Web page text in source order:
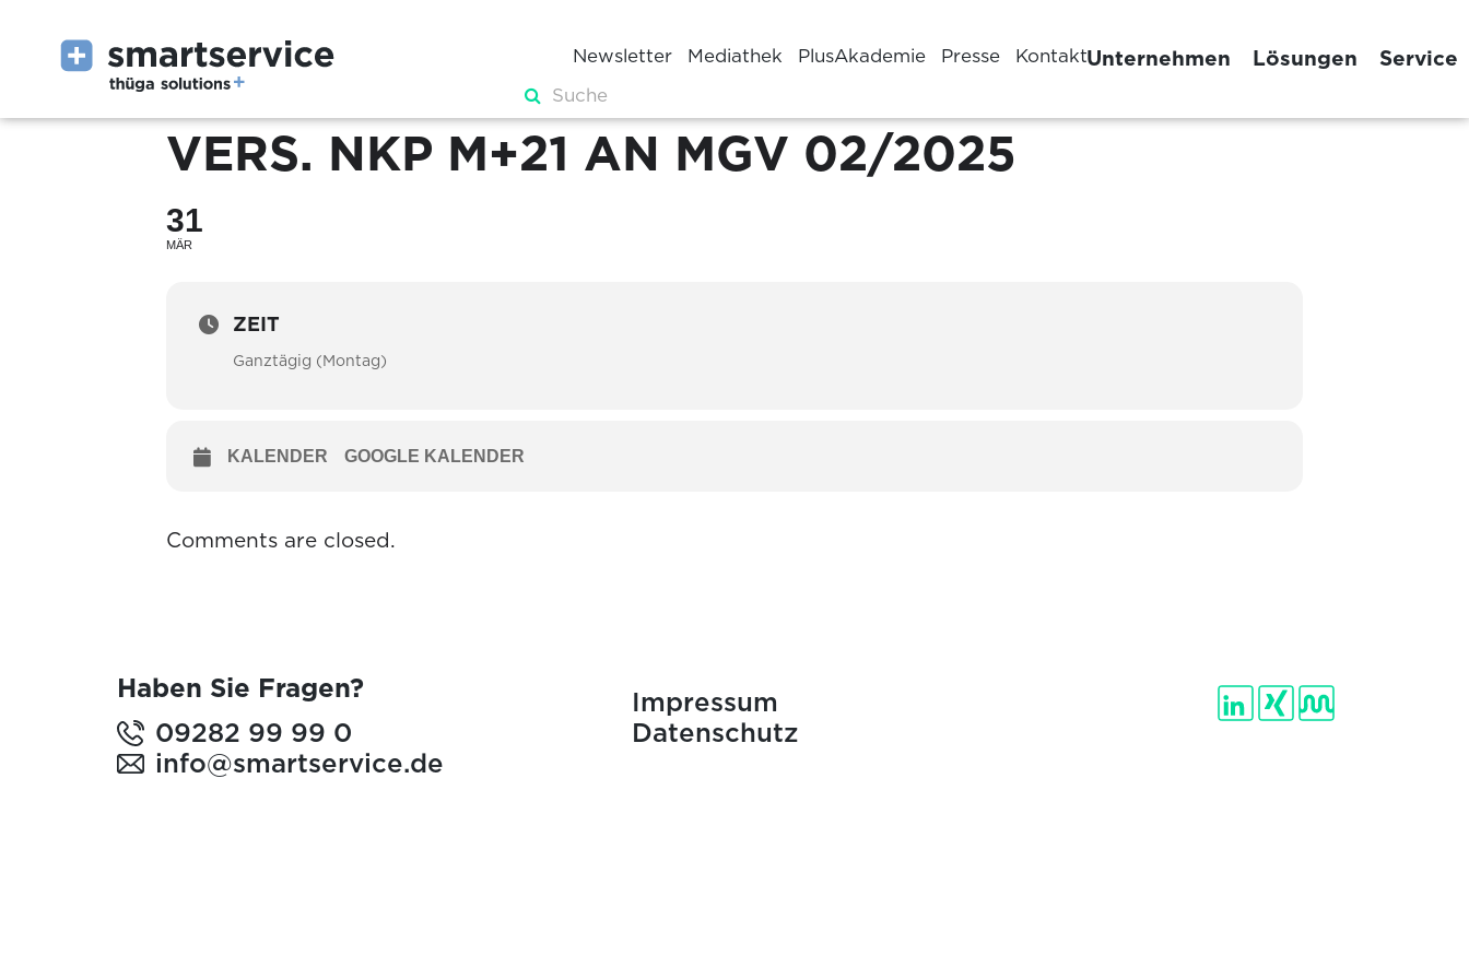
Newsletter Mediathek PlusAkademie Presse KontaktUnternehmen Lösungen Service
VERS. NKP M+21 AN MGV 02/2025
31
MÄR
ZEIT
Ganztägig (Montag)
KALENDER GOOGLE KALENDER
Comments are closed.
Haben Sie Fragen?
09282 99 99 0
info@smartservice.de
Impressum
Datenschutz